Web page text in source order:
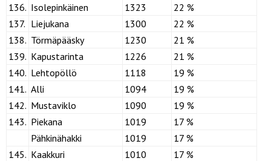
136. Isolepinkäinen 1323
22 %
137. Liejukana 1300
22 %
138. Törmäpääsky 1230
21 %
139. Kapustarinta 1226
21 %
140. Lehtopöllö 1118
19 %
141. Alli 1094
19 %
142. Mustaviklo 1090
19 %
143. Piekana 1019
17 %
Pähkinähakki
1019
17 %
145. Kaakkuri 1010
17 %